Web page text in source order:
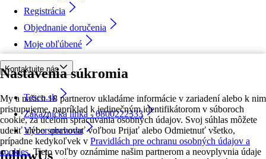
Nastavenia súkromia
My a našich 18 partnerov ukladáme informácie v zariadení alebo k nim
pristupujeme, napríklad k jedinečným identifikátorom v súboroch
cookie, za účelom spracúvania osobných údajov. Svoj súhlas môžete
udeliť alebo spravovať voľbou Prijať alebo Odmietnuť všetko,
prípadne kedykoľvek v Pravidlách pre ochranu osobných údajov a
cookies. Tieto voľby oznámime našim partnerom a neovplyvnia údaje
Registrácia
Objednanie doručenia
Moje obľúbené
Kontaktujte nás
Tesco.sk
Zákaznícka linka - 0800222333
Výber obchodu
followUs